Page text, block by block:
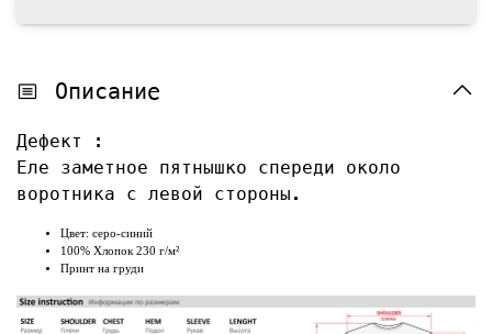
Описание
Дефект :
Еле заметное пятнышко спереди около
воротника с левой стороны.
Цвет: серо-синий
100% Хлопок 230 г/м²
Принт на груди